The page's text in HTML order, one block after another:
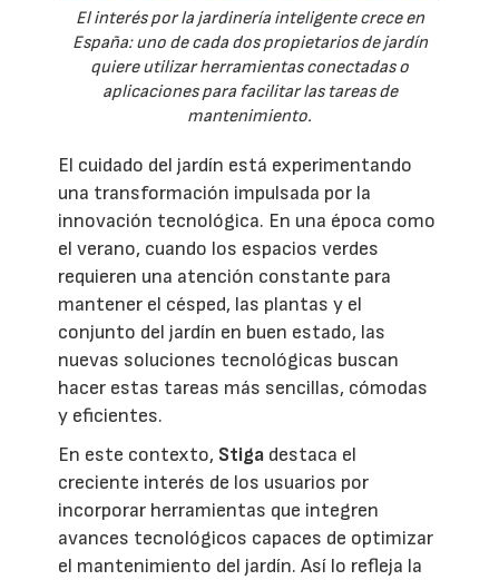
El interés por la jardinería inteligente crece en
España: uno de cada dos propietarios de jardín
quiere utilizar herramientas conectadas o
aplicaciones para facilitar las tareas de
mantenimiento.
El cuidado del jardín está experimentando
una transformación impulsada por la
innovación tecnológica. En una época como
el verano, cuando los espacios verdes
requieren una atención constante para
mantener el césped, las plantas y el
conjunto del jardín en buen estado, las
nuevas soluciones tecnológicas buscan
hacer estas tareas más sencillas, cómodas
y eficientes.
En este contexto, Stiga destaca el
creciente interés de los usuarios por
incorporar herramientas que integren
avances tecnológicos capaces de optimizar
el mantenimiento del jardín. Así lo refleja la